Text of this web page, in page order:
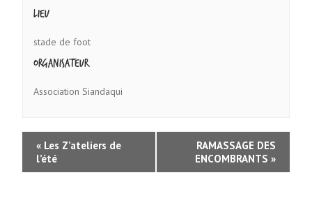
Lieu
stade de foot
Organisateur
Association Siandaqui
« Les Z’ateliers de
l’été
RAMASSAGE DES
ENCOMBRANTS »